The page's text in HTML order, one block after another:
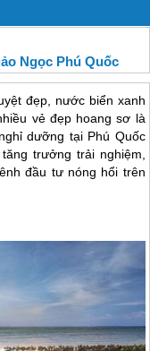
Ngọc Phú Quốc
đẹp, nước biển xanh
vẻ đẹp hoang sơ là
dưỡng tại Phú Quốc
trưởng trải nghiệm,
đầu tư nóng hổi trên